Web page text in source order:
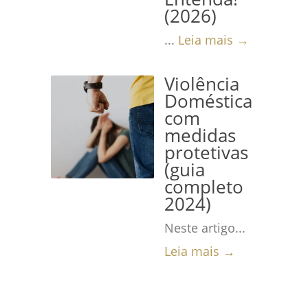
(2026)
... Leia mais →
Violência
Doméstica
com
medidas
protetivas
(guia
completo
2024)
Neste artigo...
Leia mais →